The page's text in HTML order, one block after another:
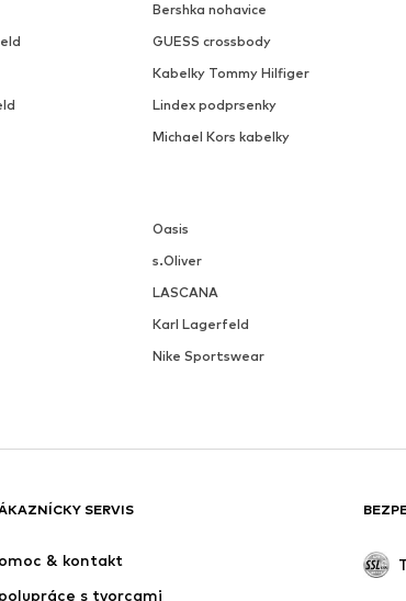
Bershka nohavice
GUESS crossbody
Kabelky Tommy Hilfiger
Lindex podprsenky
Michael Kors kabelky
Oasis
s.Oliver
LASCANA
Karl Lagerfeld
Nike Sportswear
SERVIS
& kontakt
s tvorcami